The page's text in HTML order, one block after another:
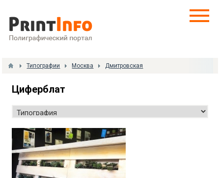
Типографии Москва Дмитровская
Циферблат